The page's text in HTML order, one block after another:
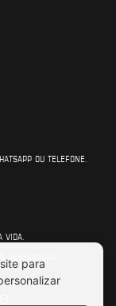
OU TELEFONE.
VIDA.